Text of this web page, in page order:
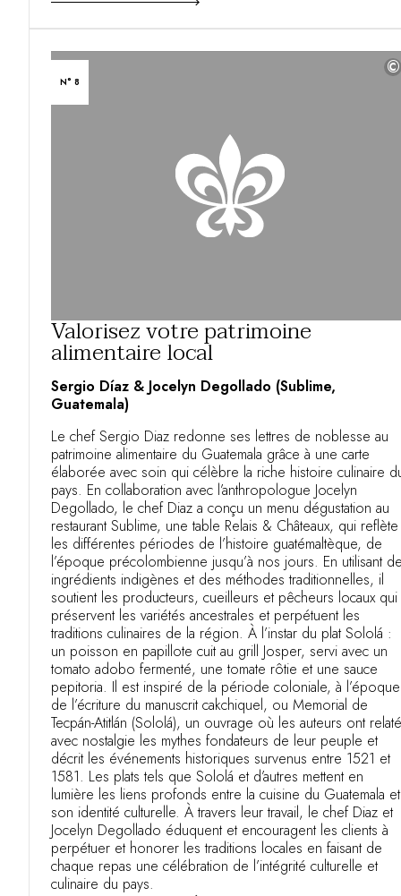
N° 8
©
Valorisez votre patrimoine
alimentaire local
Sergio Díaz & Jocelyn Degollado (Sublime,
Guatemala)
Le chef Sergio Diaz redonne ses lettres de noblesse au
patrimoine alimentaire du Guatemala grâce à une carte
élaborée avec soin qui célèbre la riche histoire culinaire
pays. En collaboration avec l’anthropologue Jocelyn
Degollado, le chef Diaz a conçu un menu dégustation au
restaurant Sublime, une table Relais & Châteaux, qui reflète
les différentes périodes de l’histoire guatémaltèque, de
l’époque précolombienne jusqu’à nos jours. En utilisant
ingrédients indigènes et des méthodes traditionnelles, il
soutient les producteurs, cueilleurs et pêcheurs locaux qui
préservent les variétés ancestrales et perpétuent les
traditions culinaires de la région. À l’instar du plat Sololá :
un poisson en papillote cuit au grill Josper, servi avec un
tomato adobo fermenté, une tomate rôtie et une sauce
pepitoria. Il est inspiré de la période coloniale, à l’époque
de l’écriture du manuscrit cakchiquel, ou Memorial de
Tecpán-Atitlán (Sololá), un ouvrage où les auteurs ont relaté
avec nostalgie les mythes fondateurs de leur peuple et
décrit les événements historiques survenus entre 1521 et
1581. Les plats tels que Sololá et d’autres mettent en
lumière les liens profonds entre la cuisine du Guatemala et
son identité culturelle. À travers leur travail, le chef Diaz et
Jocelyn Degollado éduquent et encouragent les clients à
perpétuer et honorer les traditions locales en faisant de
chaque repas une célébration de l’intégrité culturelle et
culinaire du pays.